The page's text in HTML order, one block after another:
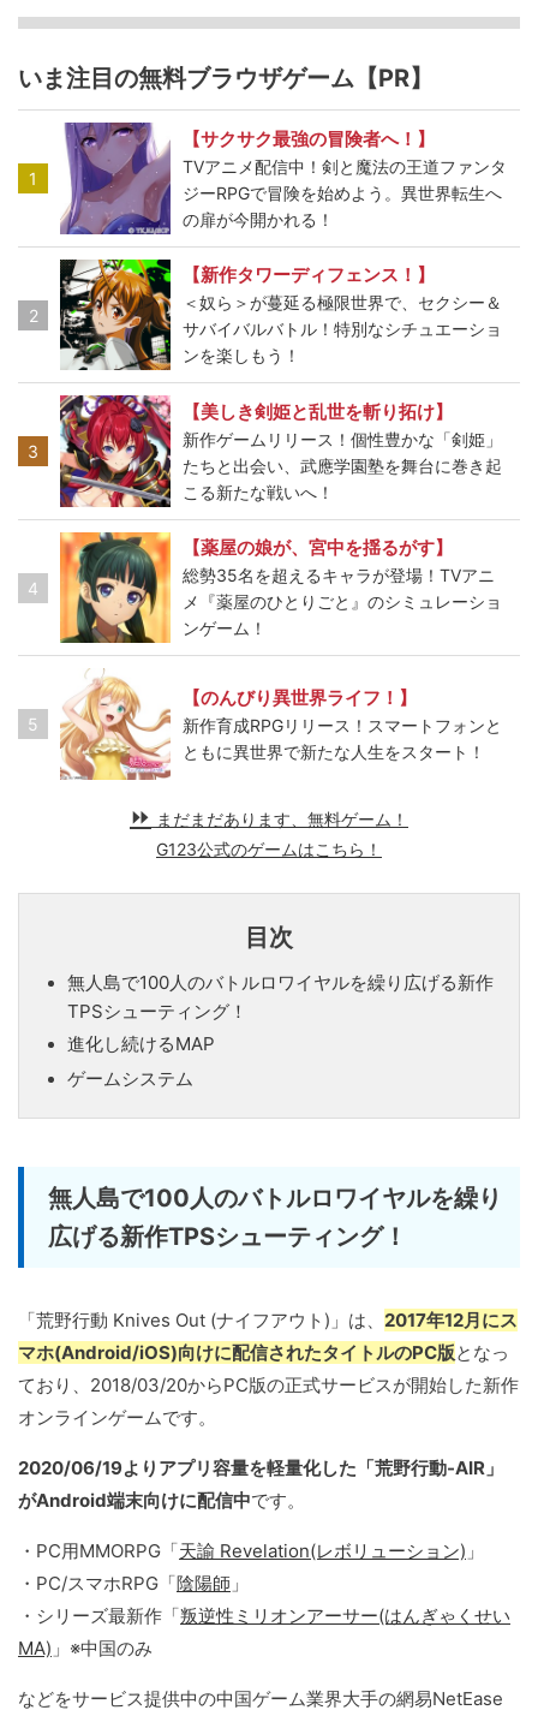
いま注目の無料ブラウザゲーム【PR】
1
【サクサク最強の冒険者へ！】
TVアニメ配信中！剣と魔法の王道ファンタ
ジーRPGで冒険を始めよう。異世界転生へ
の扉が今開かれる！
2
【新作タワーディフェンス！】
＜奴ら＞が蔓延る極限世界で、セクシー＆
サバイバルバトル！特別なシチュエーショ
ンを楽しもう！
3
【美しき剣姫と乱世を斬り拓け】
新作ゲームリリース！個性豊かな「剣姫」
たちと出会い、武應学園塾を舞台に巻き起
こる新たな戦いへ！
4
【薬屋の娘が、宮中を揺るがす】
総勢35名を超えるキャラが登場！TVアニ
メ『薬屋のひとりごと』のシミュレーショ
ンゲーム！
5
【のんびり異世界ライフ！】
新作育成RPGリリース！スマートフォンと
ともに異世界で新たな人生をスタート！
まだまだあります、無料ゲーム！
G123公式のゲームはこちら！
目次
無人島で100人のバトルロワイヤルを繰り広げる新作
TPSシューティング！
進化し続けるMAP
ゲームシステム
無人島で100人のバトルロワイヤルを繰り
広げる新作TPSシューティング！
「荒野行動 Knives Out (ナイフアウト)」は、 2017年12月にス
マホ(Android/iOS)向けに配信されたタイトルのPC版となっ
ており、2018/03/20からPC版の正式サービスが開始した新作
オンラインゲームです。
2020/06/19よりアプリ容量を軽量化した「荒野行動-AIR」
がAndroid端末向けに配信中です。
・PC用MMORPG「天諭 Revelation(レボリューション) 」
・PC/スマホRPG「陰陽師 」
・シリーズ最新作「叛逆性ミリオンアーサー(はんぎゃくせい
MA) 」※中国のみ
などをサービス提供中の中国ゲーム業界大手の網易NetEase